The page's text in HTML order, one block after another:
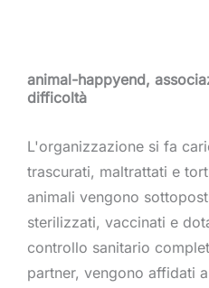
animal-happyend,
difficoltà
L'organizzazione si fa
trascurati, maltrattati e
animali vengono
sterilizzati, vaccinati e
controllo sanitario
partner, vengono affidati